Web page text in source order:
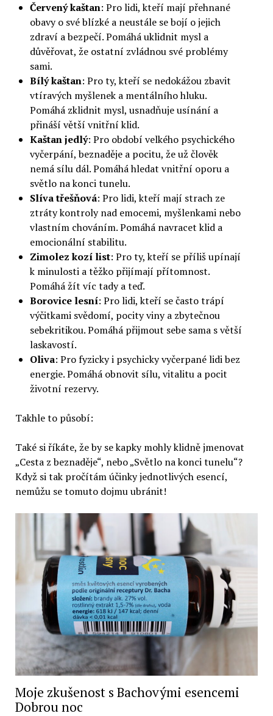
Červený kaštan: Pro lidi, kteří mají přehnané
obavy o své blízké a neustále se bojí o jejich
zdraví a bezpečí. Pomáhá uklidnit mysl a
důvěřovat, že ostatní zvládnou své problémy
sami.
Bílý kaštan: Pro ty, kteří se nedokážou zbavit
vtíravých myšlenek a mentálního hluku.
Pomáhá zklidnit mysl, usnadňuje usínání a
přináší větší vnitřní klid.
Kaštan jedlý: Pro období velkého psychického
vyčerpání, beznaděje a pocitu, že už člověk
nemá sílu dál. Pomáhá hledat vnitřní oporu a
světlo na konci tunelu.
Slíva třešňová: Pro lidi, kteří mají strach ze
ztráty kontroly nad emocemi, myšlenkami nebo
vlastním chováním. Pomáhá navracet klid a
emocionální stabilitu.
Zimolez kozí list: Pro ty, kteří se příliš upínají
k minulosti a těžko přijímají přítomnost.
Pomáhá žít víc tady a teď.
Borovice lesní: Pro lidi, kteří se často trápí
výčitkami svědomí, pocity viny a zbytečnou
sebekritikou. Pomáhá přijmout sebe sama s větší
laskavostí.
Oliva: Pro fyzicky i psychicky vyčerpané lidi bez
energie. Pomáhá obnovit sílu, vitalitu a pocit
životní rezervy.
Takhle to působí:
Také si říkáte, že by se kapky mohly klidně jmenovat
„Cesta z beznaděje“, nebo „Světlo na konci tunelu“?
Když si tak pročítám účinky jednotlivých esencí,
nemůžu se tomuto dojmu ubránit!
Moje zkušenost s Bachovými esencemi
Dobrou noc